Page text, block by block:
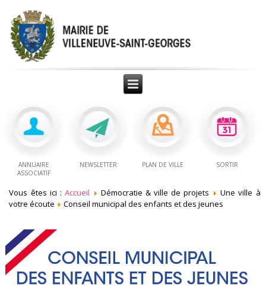
ANNUAIRE
ASSOCIATIF
NEWSLETTER PLAN DE VILLE SORTIR
Vous êtes ici : Accueil Démocratie & ville de projets
Une ville à
votre écoute
Conseil municipal des enfants et des jeunes